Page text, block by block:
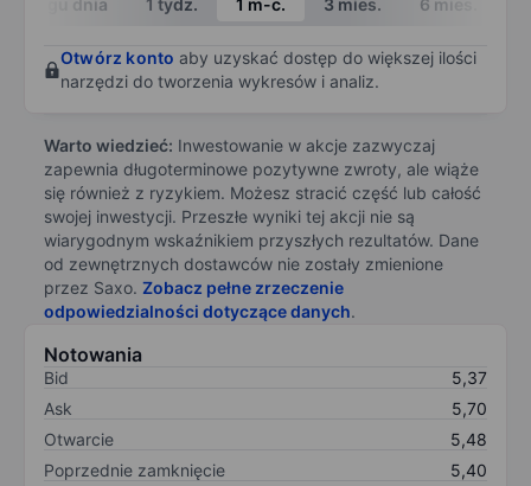
W ciągu dnia 1 tydz. 1 m-c. 3 mies. 6 mies.
Otwórz konto aby uzyskać dostęp do większej ilości
narzędzi do tworzenia wykresów i analiz.
Warto wiedzieć: Inwestowanie w akcje zazwyczaj
zapewnia długoterminowe pozytywne zwroty, ale wiąże
się również z ryzykiem. Możesz stracić część lub całość
swojej inwestycji. Przeszłe wyniki tej akcji nie są
wiarygodnym wskaźnikiem przyszłych rezultatów. Dane
od zewnętrznych dostawców nie zostały zmienione
przez Saxo. Zobacz pełne zrzeczenie
odpowiedzialności dotyczące danych.
Notowania
Bid
5,37
Ask
5,70
Otwarcie
5,48
Poprzednie zamknięcie
5,40